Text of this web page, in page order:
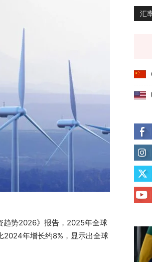
势2026》报告，2025年全球
2024年增长约8%，显示出全球
汇